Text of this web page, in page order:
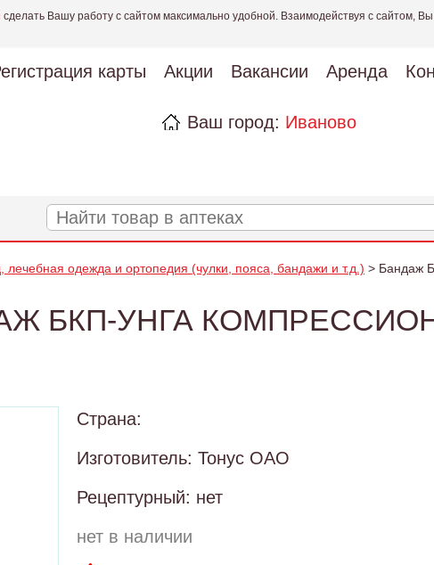
Вашу работу с сайтом максимально удобной. Взаимодействуя с сайтом,
карты Акции Вакансии Аренда
Ваш город: Иваново
лечебная одежда и ортопедия (чулки, пояса, бандажи и т.д.) > Бандаж
БКП-УНГА
Страна:
Изготовитель: Тонус ОАО
Рецептурный: нет
нет в наличии